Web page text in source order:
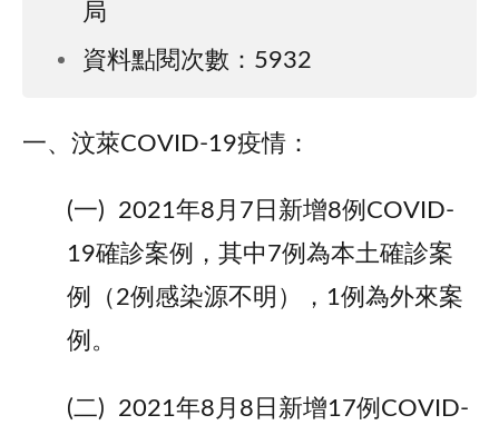
局
資料點閱次數：5932
一、汶萊COVID-19疫情：
(一) 2021年8月7日新增8例COVID-
19確診案例，其中7例為本土確診案
例（2例感染源不明），1例為外來案
例。
(二) 2021年8月8日新增17例COVID-